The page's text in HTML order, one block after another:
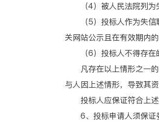
（4）被人民法院列为失
（5）投标人作为失信联
关网站公示且在有效期内的
（6）投标人不得存在
凡存在以上情形之一的
与人因上述情形，导致其
投标人应保证符合上述
6、投标申请人须保证